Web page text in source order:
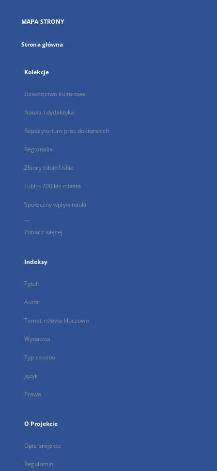
karcie
MAPA STRONY
Strona główna
Kolekcje
Dziedzictwo kulturowe
Nauka i dydaktyka
Repozytorium prac doktorskich
Regionalia
Zbiory bibliofilskie
Lublin 700 lat miasta
Społeczny wpływ nauki
...
Zobacz więcej
Indeksy
Tytuł
Autor
Temat i słowa kluczowe
Wydawca
Typ zasobu
Język
Prawa
O Projekcie
Opis projektu
Regulamin